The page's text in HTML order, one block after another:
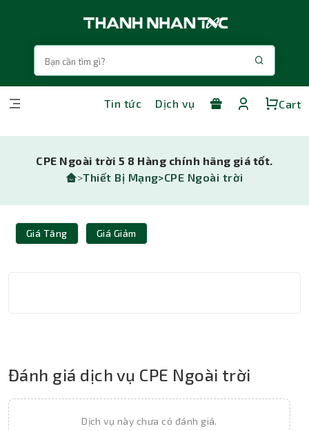
Tin tức Dịch vụ Cart
CPE Ngoài trời 5 8 Hàng chính hãng giá tốt.
>Thiết Bị Mạng>CPE Ngoài trời
Giá Tăng Giá Giảm
Đánh giá dịch vụ CPE Ngoài trời
Dịch vụ này chưa có đánh giá.